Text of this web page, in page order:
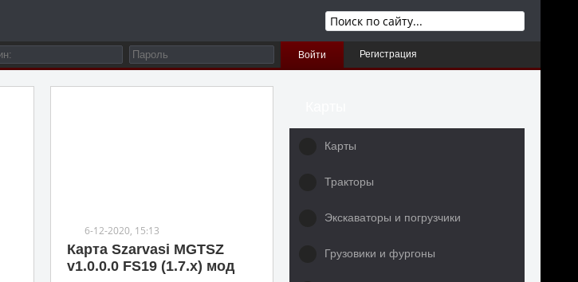
Войти Регистрация
6-12-2020, 15:13
Карта Szarvasi MGTSZ
v1.0.0.0 FS19 (1.7.x) мод
Карты
Тракторы
Экскаваторы и погрузчики
Грузовики и фургоны